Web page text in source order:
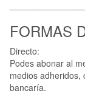
FORMAS
Directo:
Podes abonar al
medios adheridos,
bancaría.